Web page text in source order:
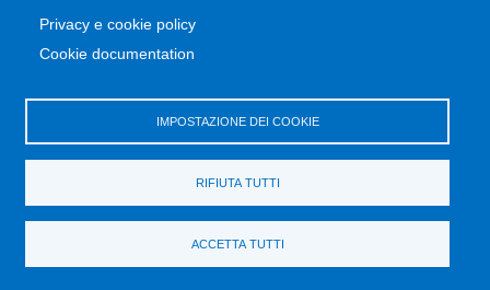
Privacy e cookie policy
Cookie documentation
IMPOSTAZIONE DEI COOKIE
RIFIUTA TUTTI
ACCETTA TUTTI
MENÙ FOOTER 1
Accessibility statement
Transparent administration
Change your mind on cookies